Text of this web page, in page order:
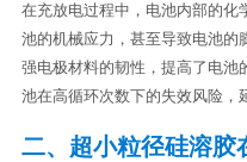
在充放电过程中，电池内部的化
池的机械应力，甚至导致电池的
强电极材料的韧性，提高了电池
池在高循环次数下的失效风险，
二、超小粒径硅溶胶